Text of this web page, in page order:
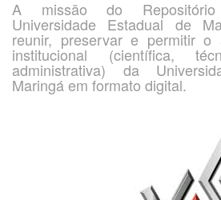
A missão do
Universidade Estadual de
reunir, preservar e permitir o
institucional (científica,
administrativa) da
Maringá em formato digital.